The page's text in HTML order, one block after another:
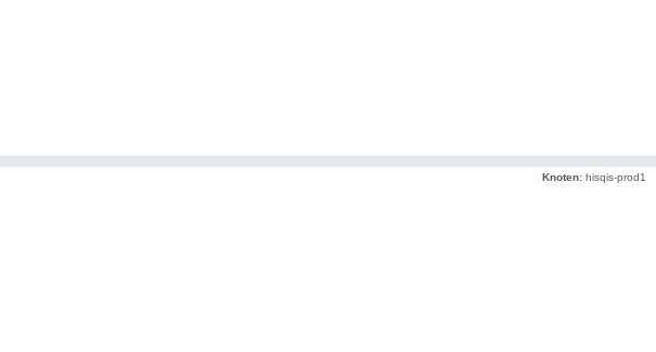
Knoten: hisqis-prod1